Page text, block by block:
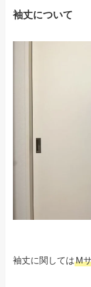
袖丈について
袖丈に関してはM